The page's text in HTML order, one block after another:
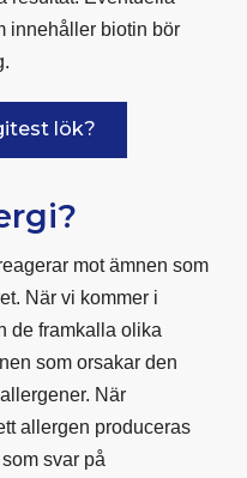
innehåller biotin bör
lök?
mot ämnen som
När vi kommer i
de framkalla olika
som orsakar den
När
allergen produceras
svar på